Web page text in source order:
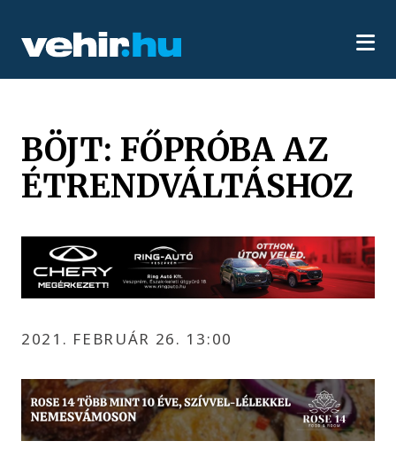
BÖJT: FŐPRÓBA AZ
ÉTRENDVÁLTÁSHOZ
2021. FEBRUÁR 26. 13:00